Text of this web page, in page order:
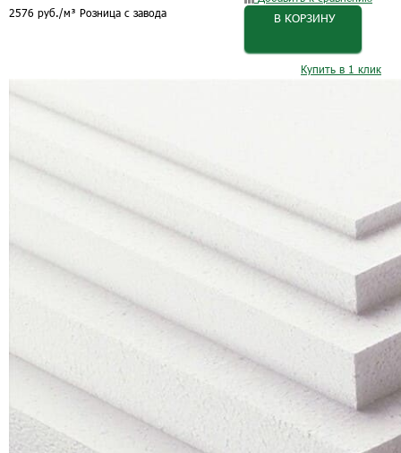
2576 руб./м³ Розница с завода В КОРЗИНУ
Купить в 1 клик